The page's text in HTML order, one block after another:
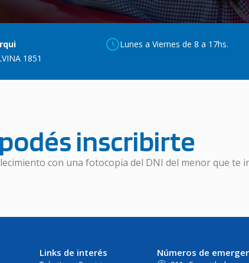
1851
Lunes a Viernes de 8 a 17hs.
inscribirte
con una fotocopia del DNI del menor que te
Links de interés Números de